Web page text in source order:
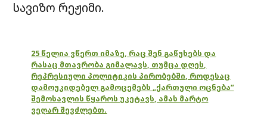
სავიზო რეჟიმი.
25 წელია ვწერთ იმაზე, რაც შენ გაწუხებს და
რასაც მთავრობა გიმალავს, თუმცა დღეს,
რეპრესიული პოლიტიკის პირობებში, როდესაც
დამოუკიდებელ გამოცემებს „ქართული ოცნება“
შემოსავლის წყაროს უკეტავს, ამას მარტო
ვეღარ შევძლებთ.